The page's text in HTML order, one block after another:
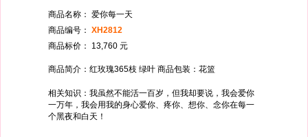
商品名称： 爱你每一天
商品编号： XH2812
商品标价： 13,760 元
商品简介：红玫瑰365枝 绿叶 商品包装：花篮
相关知识：我虽然不能活一百岁，但我却要说，我会爱你
一万年，我会用我的身心爱你、疼你、想你、念你在每一
个黑夜和白天！